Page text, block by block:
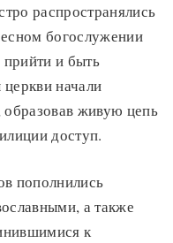
распространялись
богослужении
и быть
начали
образовав живую цепь
доступ.
пополнились
а также
к